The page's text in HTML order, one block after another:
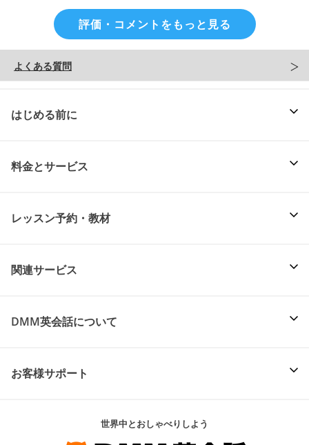
評価・コメントをもっと見る
よくある質問
はじめる前に
料金とサービス
レッスン予約・教材
関連サービス
DMM英会話について
お客様サポート
世界中とおしゃべりしよう